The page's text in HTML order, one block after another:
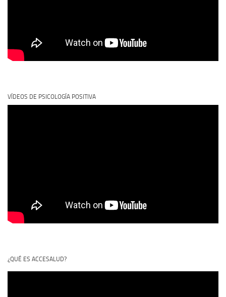
VÍDEOS DE PSICOLOGÍA POSITIVA
¿QUÉ ES ACCESALUD?